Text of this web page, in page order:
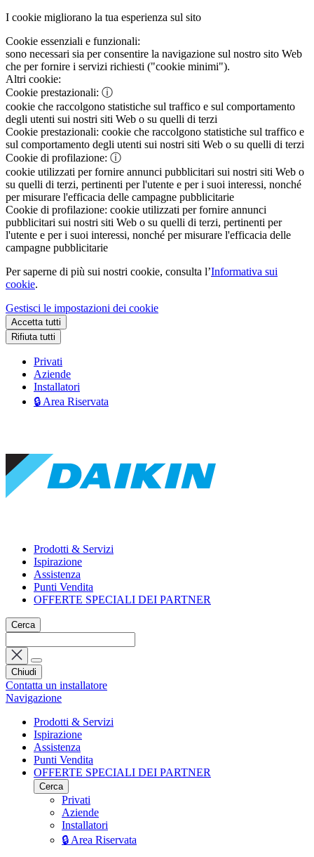
I cookie migliorano la tua esperienza sul sito
Cookie essenziali e funzionali:
sono necessari sia per consentire la navigazione sul nostro sito Web
che per fornire i servizi richiesti ("cookie minimi").
Altri cookie:
Cookie prestazionali: ⓘ
cookie che raccolgono statistiche sul traffico e sul comportamento
degli utenti sui nostri siti Web o su quelli di terzi
Cookie prestazionali: cookie che raccolgono statistiche sul traffico e
sul comportamento degli utenti sui nostri siti Web o su quelli di terzi
Cookie di profilazione: ⓘ
cookie utilizzati per fornire annunci pubblicitari sui nostri siti Web o
su quelli di terzi, pertinenti per l'utente e per i suoi interessi, nonché
per misurare l'efficacia delle campagne pubblicitarie
Cookie di profilazione: cookie utilizzati per fornire annunci
pubblicitari sui nostri siti Web o su quelli di terzi, pertinenti per
l'utente e per i suoi interessi, nonché per misurare l'efficacia delle
campagne pubblicitarie
Per saperne di più sui nostri cookie, consulta l’Informativa sui
cookie.
Gestisci le impostazioni dei cookie
Accetta tutti
Rifiuta tutti
Privati
Aziende
Installatori
🔒 Area Riservata
Prodotti & Servizi
Ispirazione
Assistenza
Punti Vendita
OFFERTE SPECIALI DEI PARTNER
Cerca
Chiudi
Contatta un installatore
Navigazione
Prodotti & Servizi
Ispirazione
Assistenza
Punti Vendita
OFFERTE SPECIALI DEI PARTNER
Cerca
Privati
Aziende
Installatori
🔒 Area Riservata